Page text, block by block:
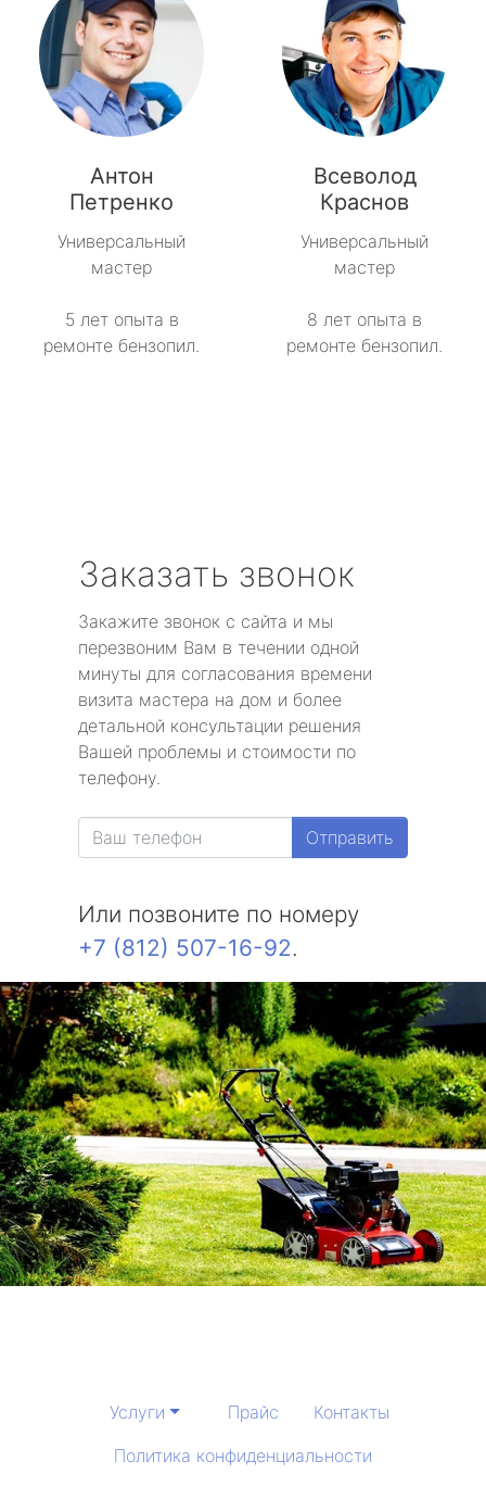
Антон
Петренко
Универсальный
мастер
5 лет опыта в
ремонте бензопил.
Всеволод
Краснов
Универсальный
мастер
8 лет опыта в
ремонте бензопил.
Заказать звонок
Закажите звонок с сайта и мы
перезвоним Вам в течении одной
минуты для согласования времени
визита мастера на дом и более
детальной консультации решения
Вашей проблемы и стоимости по
телефону.
Отправить
Или позвоните по номеру
+7 (812) 507-16-92.
Услуги Прайс
Контакты
Политика конфиденциальности